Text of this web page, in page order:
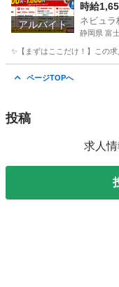
アルバイト
歴不問
時給
ネビュラ
静岡県 富
✨【まずはここだけ！】この
ページTOPへ
投稿
求人